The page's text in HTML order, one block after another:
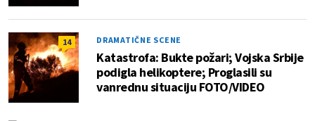
14 DRAMATIČNE SCENE
Katastrofa: Bukte požari; Vojska Srbije
podigla helikoptere; Proglasili su
vanrednu situaciju FOTO/VIDEO